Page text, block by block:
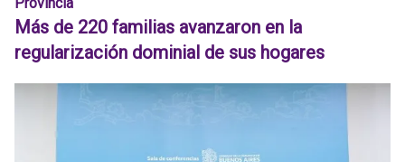
Más de 220 familias avanzaron en la
regularización dominial de sus hogares